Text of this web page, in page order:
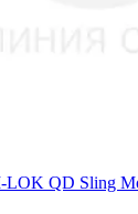
LOK QD Sling